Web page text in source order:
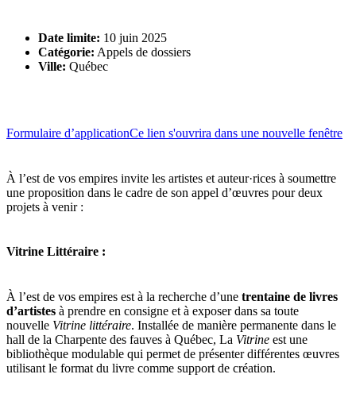
Date limite: 10 juin 2025
Catégorie: Appels de dossiers
Ville: Québec
Formulaire d’applicationCe lien s'ouvrira dans une nouvelle fenêtre
À l’est de vos empires invite les artistes et auteur·rices à soumettre
une proposition dans le cadre de son appel d’œuvres pour deux
projets à venir :
Vitrine Littéraire :
À l’est de vos empires est à la recherche d’une trentaine de livres
d’artistes à prendre en consigne et à exposer dans sa toute
nouvelle Vitrine littéraire. Installée de manière permanente dans le
hall de la Charpente des fauves à Québec, La Vitrine est une
bibliothèque modulable qui permet de présenter différentes œuvres
utilisant le format du livre comme support de création.